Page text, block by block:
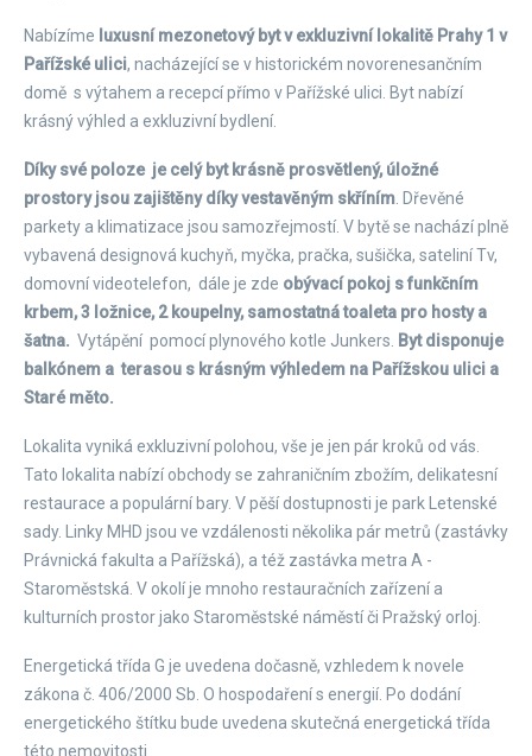
Nabízíme luxusní mezonetový byt v exkluzivní lokalitě Prahy 1 v
Pařížské ulici, nacházející se v historickém novorenesančním
domě s výtahem a recepcí přímo v Pařížské ulici. Byt nabízí
krásný výhled a exkluzivní bydlení.
Díky své poloze je celý byt krásně prosvětlený, úložné
prostory jsou zajištěny díky vestavěným skříním . Dřevěné
parkety a klimatizace jsou samozřejmostí. V bytě se nachází plně
vybavená designová kuchyň, myčka, pračka, sušička, sateliní Tv,
domovní videotelefon, dále je zde obývací pokoj s funkčním
krbem, 3 ložnice, 2 koupelny, samostatná toaleta pro hosty a
šatna. Vytápění pomocí plynového kotle Junkers.
Byt disponuje
balkónem a terasou s krásným výhledem na Pařížskou ulici a
Staré měto.
Lokalita vyniká exkluzivní polohou, vše je jen pár kroků od vás.
Tato lokalita nabízí obchody se zahraničním zbožím, delikatesní
restaurace a populární bary. V pěší dostupnosti je park Letenské
sady. Linky MHD jsou ve vzdálenosti několika pár metrů (zastávky
Právnická fakulta a Pařížská), a též zastávka metra A -
Staroměstská. V okolí je mnoho restauračních zařízení a
kulturních prostor jako Staroměstské náměstí či Pražský orloj.
​Energetická třída G je uvedena dočasně, vzhledem k novele
zákona č. 406/2000 Sb. O hospodaření s energií. Po dodání
energetického štítku bude uvedena skutečná energetická třída
této nemovitosti